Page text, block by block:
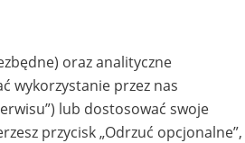
oraz analityczne
wykorzystanie przez nas
lub dostosować swoje
przycisk „Odrzuć opcjonalne”,